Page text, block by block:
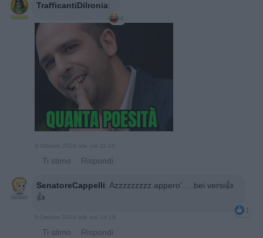
TrafficantiDiIronia:
4
9 Ottobre 2024 alle ore 11:42
· Ti stimo · Rispondi
SenatoreCappelli: Azzzzzzzzz.appero'.....bei versi👍
👍
1
9 Ottobre 2024 alle ore 14:18
· Ti stimo · Rispondi